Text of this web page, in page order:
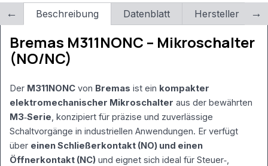
X5 benötigt –
NICHT
RewriteCond
%
{REQUEST_FILENAME}
RewriteCond
%
{REQUEST_FILENAME}
!-d
RewriteRule .
/index.php [L]
Beschreibung Datenblatt Hersteller
Bremas M311NONC – Mikroschalter
(NO/NC)
Der M311NONC von Bremas ist ein kompakter
elektromechanischer Mikroschalter aus der bewährten
M3‑Serie, konzipiert für präzise und zuverlässige
Schaltvorgänge in industriellen Anwendungen. Er verfügt
über einen Schließerkontakt (NO) und einen
Öffnerkontakt (NC) und eignet sich ideal für Steuer‑,